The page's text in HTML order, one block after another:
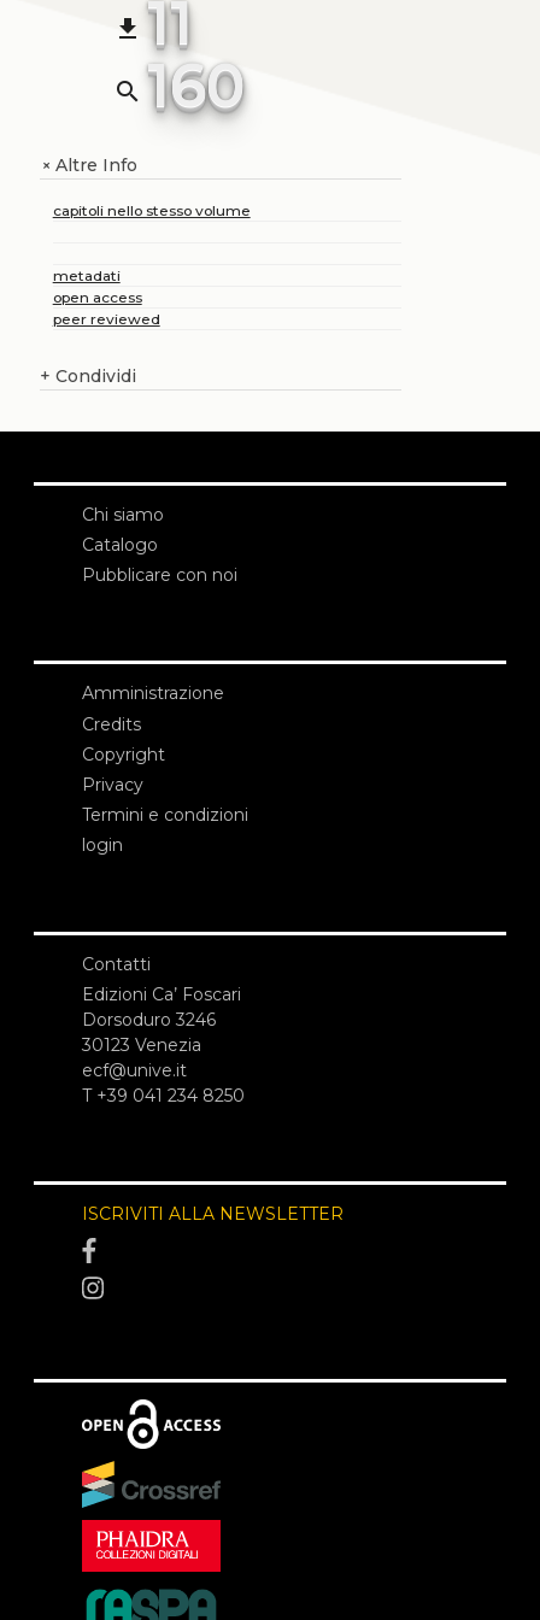
file_download 11
search 160
+Altre Info
capitoli nello stesso volume
metadati
open access
peer reviewed
+ Condividi
Chi siamo
Catalogo
Pubblicare con noi
Amministrazione
Credits
Copyright
Privacy
Termini e condizioni
login
Contatti
Edizioni Ca’ Foscari
Dorsoduro 3246
30123 Venezia
ecf@unive.it
T +39 041 234 8250
ISCRIVITI ALLA NEWSLETTER